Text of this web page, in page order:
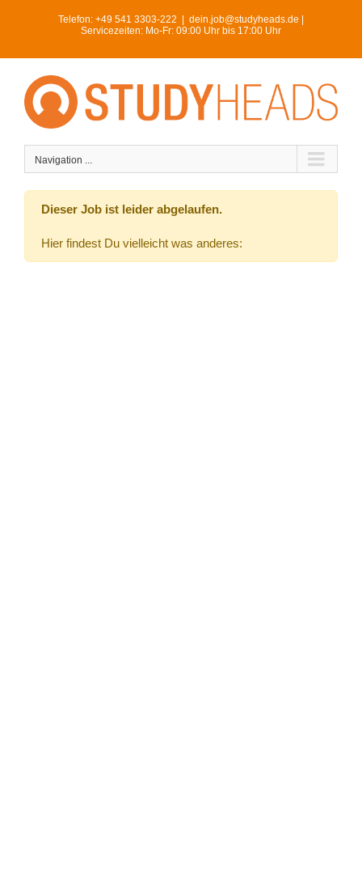
Telefon: +49 541 3303-222
dein.job@studyheads.de |
Servicezeiten: Mo-Fr: 09:00 Uhr bis 17:00 Uhr
Navigation ...
Dieser Job ist leider abgelaufen.
Hier findest Du vielleicht was anderes: